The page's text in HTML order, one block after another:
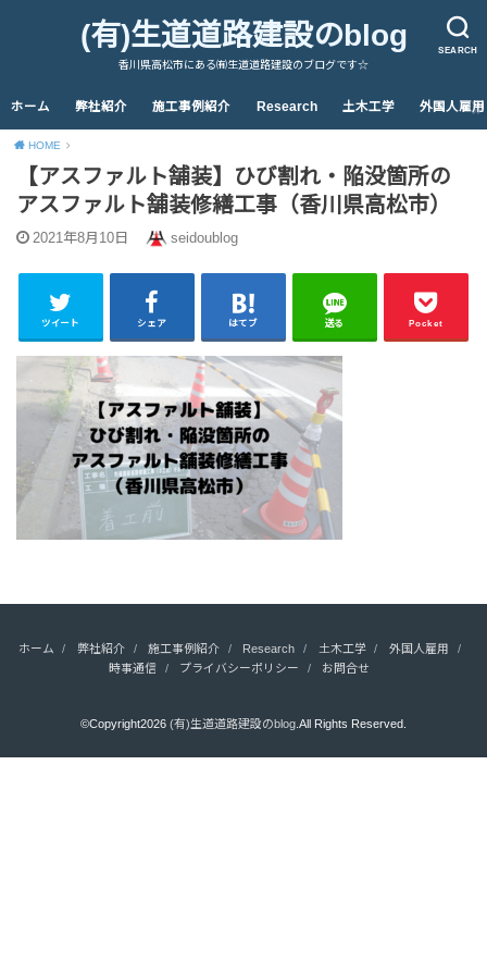
SEARCH
(有)生道道路建設のblog
香川県高松市にある㈲生道道路建設のブログです☆
ホーム 弊社紹介 施工事例紹介 Research 土木工学 外国人雇用
HOME
【アスファルト舗装】ひび割れ・陥没箇所の
アスファルト舗装修繕工事（香川県高松市）
2021年8月10日 seidoublog
ツイート シェア はてブ 送る Pocket
ホーム 弊社紹介 施工事例紹介 Research 土木工学
外国人雇用
時事通信
プライバシーポリシー お問合せ
©Copyright2026 (有)生道道路建設のblog.All Rights Reserved.